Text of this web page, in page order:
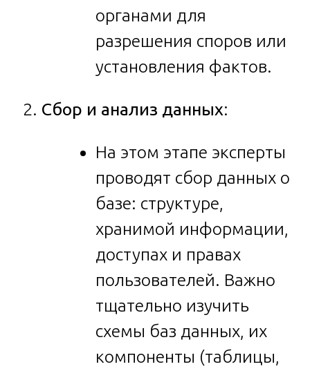
органами для
разрешения споров или
установления фактов.
Сбор и анализ данных:
На этом этапе эксперты
проводят сбор данных о
базе: структуре,
хранимой информации,
доступах и правах
пользователей. Важно
тщательно изучить
схемы баз данных, их
компоненты (таблицы,